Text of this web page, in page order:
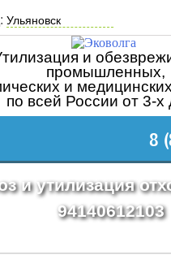
и
промышленных,
и
по всей России от 3-х
8
и утилизация
94140612103